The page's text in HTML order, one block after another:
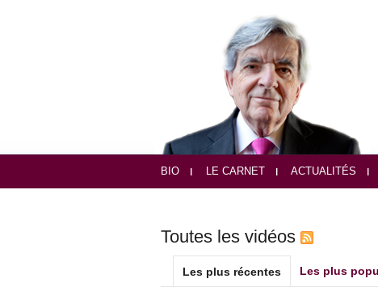
BIO LE CARNET ACTUALITÉS
Toutes les vidéos
Les plus récentes Les plus